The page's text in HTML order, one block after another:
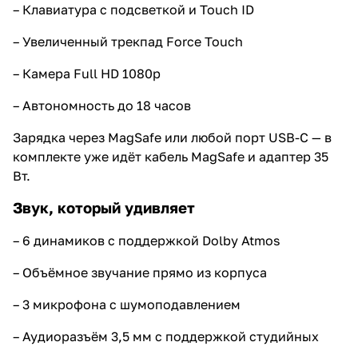
– Клавиатура с подсветкой и Touch ID
– Увеличенный трекпад Force Touch
– Камера Full HD 1080p
– Автономность до 18 часов
Зарядка через MagSafe или любой порт USB-C — в
комплекте уже идёт кабель MagSafe и адаптер 35
Вт.
Звук, который удивляет
– 6 динамиков с поддержкой Dolby Atmos
– Объёмное звучание прямо из корпуса
– 3 микрофона с шумоподавлением
– Аудиоразъём 3,5 мм с поддержкой студийных